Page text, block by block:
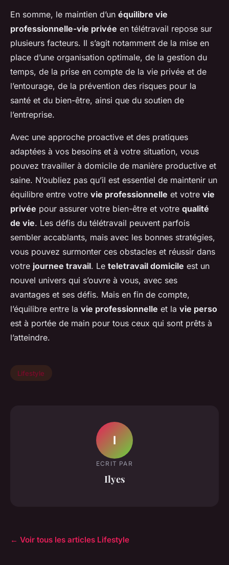
En somme, le maintien d’un équilibre vie
professionnelle-vie privée en télétravail repose sur
plusieurs facteurs. Il s’agit notamment de la mise en
place d’une organisation optimale, de la gestion du
temps, de la prise en compte de la vie privée et de
l’entourage, de la prévention des risques pour la
santé et du bien-être, ainsi que du soutien de
l’entreprise.
Avec une approche proactive et des pratiques
adaptées à vos besoins et à votre situation, vous
pouvez travailler à domicile de manière productive et
saine. N’oubliez pas qu’il est essentiel de maintenir un
équilibre entre votre vie professionnelle et votre vie
privée pour assurer votre bien-être et votre qualité
de vie. Les défis du télétravail peuvent parfois
sembler accablants, mais avec les bonnes stratégies,
vous pouvez surmonter ces obstacles et réussir dans
votre journee travail. Le teletravail domicile est un
nouvel univers qui s’ouvre à vous, avec ses
avantages et ses défis. Mais en fin de compte,
l’équilibre entre la vie professionnelle et la vie perso
est à portée de main pour tous ceux qui sont prêts à
l’atteindre.
Lifestyle
I
ECRIT PAR
Ilyes
← Voir tous les articles Lifestyle